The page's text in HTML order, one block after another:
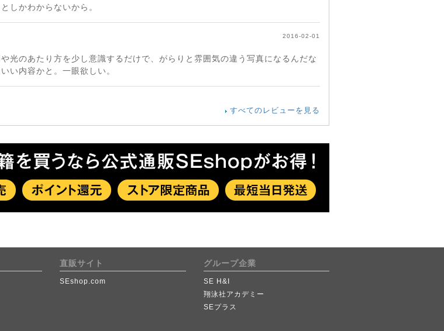
しかわからないから。
2016-02-01
光のあたり方を少し意識するだけで、がらりと雰囲気の違う写真になるんだな
い内容かと。一眼欲しい。
すべてのレビューを見る
直販サイト
SEshop.com
グループ企業
SE H&I
翔泳社アカデミー
SEプラス